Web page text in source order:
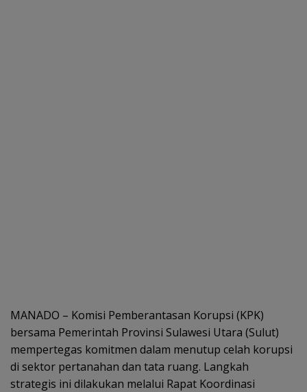
MANADO – Komisi Pemberantasan Korupsi (KPK)
bersama Pemerintah Provinsi Sulawesi Utara (Sulut)
mempertegas komitmen dalam menutup celah korupsi
di sektor pertanahan dan tata ruang. Langkah
strategis ini dilakukan melalui Rapat Koordinasi